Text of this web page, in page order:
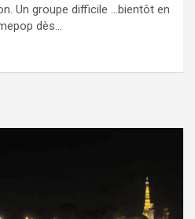
Un groupe difficile ...bientôt en
dès...